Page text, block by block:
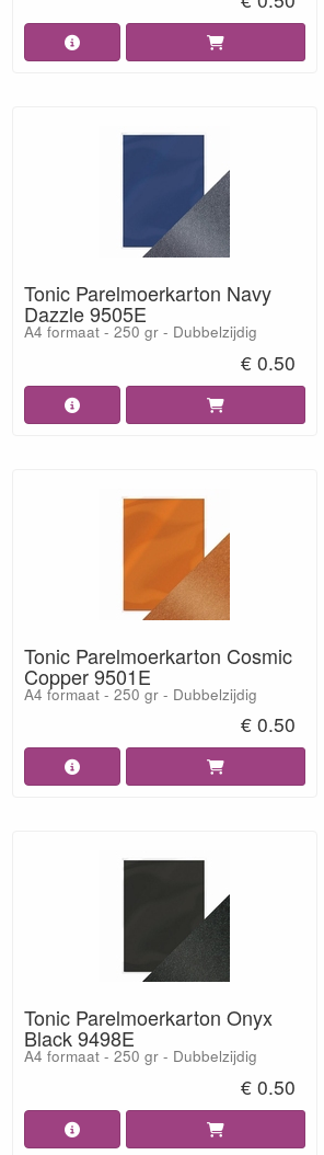
Tonic Parelmoerkarton Navy
Dazzle 9505E
A4 formaat - 250 gr - Dubbelzijdig
€ 0.50
Tonic Parelmoerkarton Cosmic
Copper 9501E
A4 formaat - 250 gr - Dubbelzijdig
€ 0.50
Tonic Parelmoerkarton Onyx
Black 9498E
A4 formaat - 250 gr - Dubbelzijdig
€ 0.50